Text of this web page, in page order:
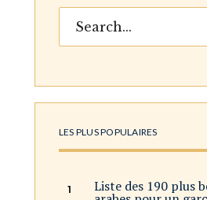
LES PLUS POPULAIRES
Liste des 190 plus